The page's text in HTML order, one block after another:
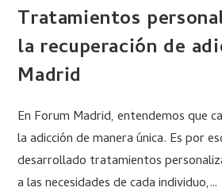
Tratamientos
la recuperación de
Madrid
En Forum Madrid, entendemos que
la adicción de manera única. Es por
desarrollado tratamientos
a las necesidades de cada individuo,…